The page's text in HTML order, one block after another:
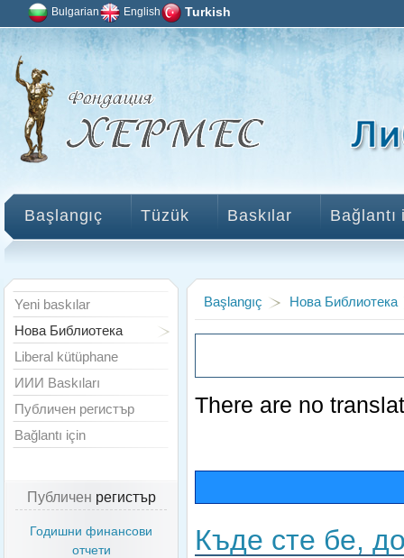
Bulgarian English Turkish
Başlangıç Tüzük Baskılar Bağlantı
Başlangıç Нова Библиотека
There are no
Къде сте бе,
Yeni baskılar
Нова Библиотека
Liberal kütüphane
ИИИ Baskıları
Публичен регистър
Bağlantı için
Публичен регистър
Годишни финансови
отчети